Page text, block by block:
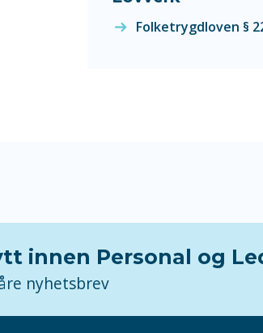
Folketrygdloven §
innen Personal og
nyhetsbrev